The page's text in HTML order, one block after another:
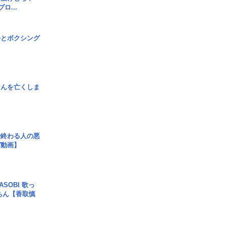
ロ...
ボクシング
を亡くしま
終わる人の悪
画】
歌っ
ん【香取慎